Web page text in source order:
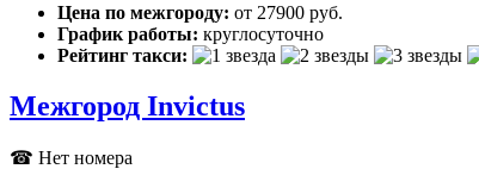
Цена по межгороду: от 27900 руб.
График работы: круглосуточно
Рейтинг такси:
Межгород Invictus
☎ Нет номера